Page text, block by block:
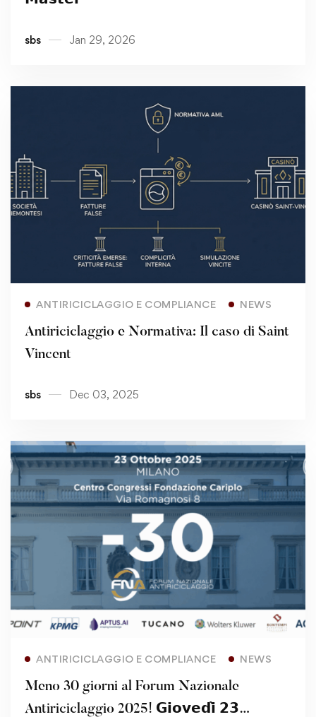
sbs Jan 29, 2026
ANTIRICICLAGGIO E COMPLIANCE NEWS
Antiriciclaggio e Normativa: Il caso di Saint
Vincent
sbs Dec 03, 2025
ANTIRICICLAGGIO E COMPLIANCE NEWS
Meno 30 giorni al Forum Nazionale
Antiriciclaggio 2025! 𝗚𝗶𝗼𝘃𝗲𝗱𝗶̀ 𝟮𝟯